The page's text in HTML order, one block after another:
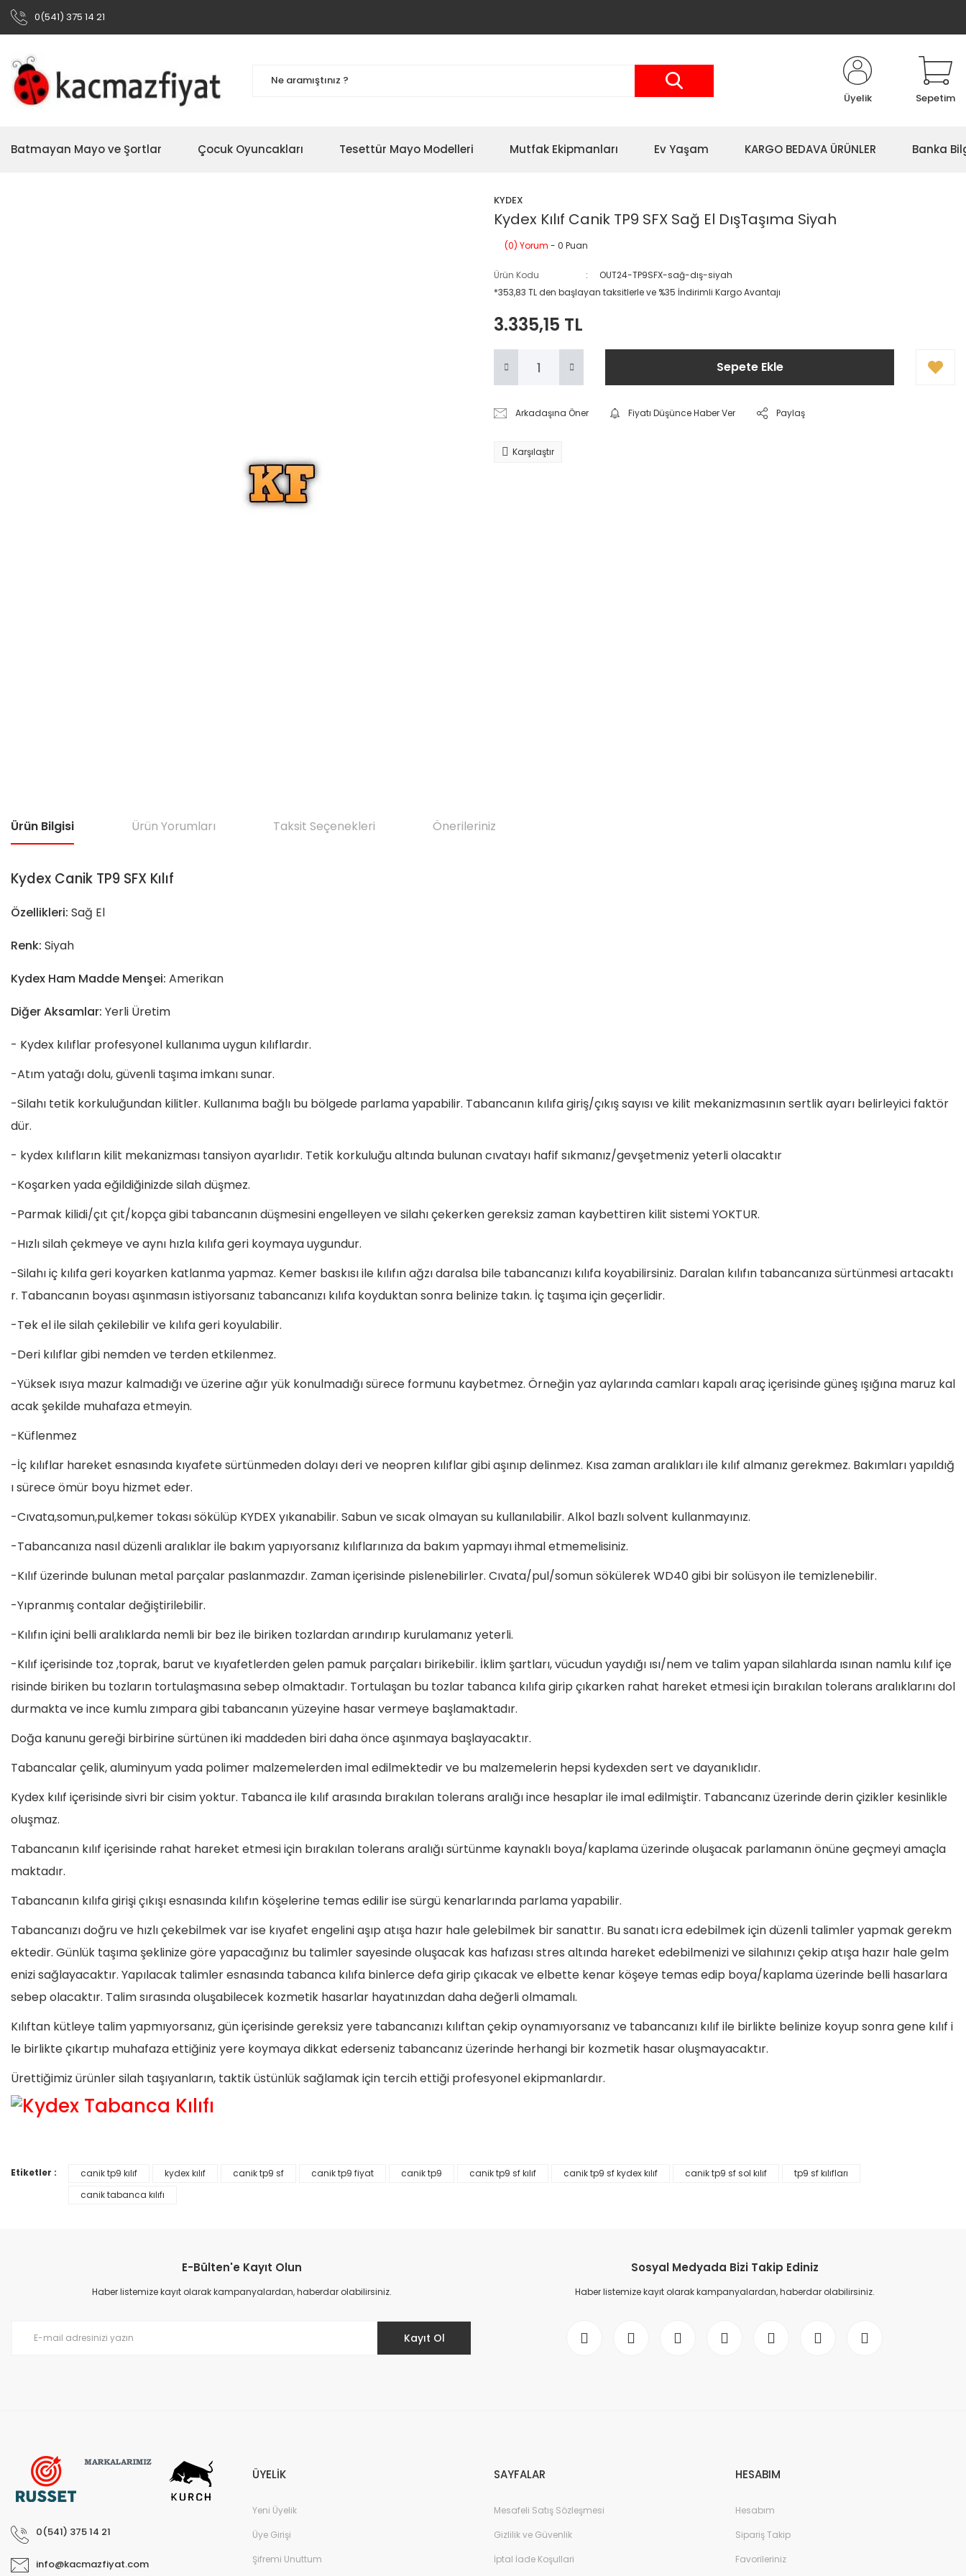
0(541) 375 14 21
Üyelik Sepetim
Batmayan Mayo ve Şortlar Çocuk Oyuncakları Tesettür Mayo Modelleri Mutfak Ekipmanları Ev Yaşam KARGO BEDAVA ÜRÜNLER Banka
KYDEX
Kydex Kılıf Canik TP9 SFX Sağ El DışTaşıma Siyah
(0) Yorum - 0 Puan
Ürün Kodu
OUT24-TP9SFX-sağ-dış-siyah
*353,83 TL den başlayan taksitlerle ve %35 İndirimli Kargo Avantajı
3.335,15 TL
Sepete Ekle
Arkadaşına Öner Fiyatı Düşünce Haber Ver Paylaş
Karşılaştır
Ürün Bilgisi Ürün Yorumları Taksit Seçenekleri Önerileriniz
Kydex Canik TP9 SFX Kılıf
Özellikleri: Sağ El
Renk: Siyah
Kydex Ham Madde Menşei: Amerikan
Diğer Aksamlar: Yerli Üretim
- Kydex kılıflar profesyonel kullanıma uygun kılıflardır.
-Atım yatağı dolu, güvenli taşıma imkanı sunar.
-Silahı tetik korkuluğundan kilitler. Kullanıma bağlı bu bölgede parlama yapabilir. Tabancanın kılıfa giriş/çıkış sayısı ve kilit mekanizmasının sertlik ayarı belirleyici faktör
dür.
- kydex kılıfların kilit mekanizması tansiyon ayarlıdır. Tetik korkuluğu altında bulunan cıvatayı hafif sıkmanız/gevşetmeniz yeterli olacaktır
-Koşarken yada eğildiğinizde silah düşmez.
-Parmak kilidi/çıt çıt/kopça gibi tabancanın düşmesini engelleyen ve silahı çekerken gereksiz zaman kaybettiren kilit sistemi YOKTUR.
-Hızlı silah çekmeye ve aynı hızla kılıfa geri koymaya uygundur.
-Silahı iç kılıfa geri koyarken katlanma yapmaz. Kemer baskısı ile kılıfın ağzı daralsa bile tabancanızı kılıfa koyabilirsiniz. Daralan kılıfın tabancanıza sürtünmesi artacaktı
r. Tabancanın boyası aşınmasın istiyorsanız tabancanızı kılıfa koyduktan sonra belinize takın. İç taşıma için geçerlidir.
-Tek el ile silah çekilebilir ve kılıfa geri koyulabilir.
-Deri kılıflar gibi nemden ve terden etkilenmez.
-Yüksek ısıya mazur kalmadığı ve üzerine ağır yük konulmadığı sürece formunu kaybetmez. Örneğin yaz aylarında camları kapalı araç içerisinde güneş ışığına maruz kal
acak şekilde muhafaza etmeyin.
-Küflenmez
-İç kılıflar hareket esnasında kıyafete sürtünmeden dolayı deri ve neopren kılıflar gibi aşınıp delinmez. Kısa zaman aralıkları ile kılıf almanız gerekmez. Bakımları yapıldığ
ı sürece ömür boyu hizmet eder.
-Cıvata,somun,pul,kemer tokası sökülüp KYDEX yıkanabilir. Sabun ve sıcak olmayan su kullanılabilir. Alkol bazlı solvent kullanmayınız.
-Tabancanıza nasıl düzenli aralıklar ile bakım yapıyorsanız kılıflarınıza da bakım yapmayı ihmal etmemelisiniz.
-Kılıf üzerinde bulunan metal parçalar paslanmazdır. Zaman içerisinde pislenebilirler. Cıvata/pul/somun sökülerek WD40 gibi bir solüsyon ile temizlenebilir.
-Yıpranmış contalar değiştirilebilir.
-Kılıfın içini belli aralıklarda nemli bir bez ile biriken tozlardan arındırıp kurulamanız yeterli.
-Kılıf içerisinde toz ,toprak, barut ve kıyafetlerden gelen pamuk parçaları birikebilir. İklim şartları, vücudun yaydığı ısı/nem ve talim yapan silahlarda ısınan namlu kılıf içe
risinde biriken bu tozların tortulaşmasına sebep olmaktadır. Tortulaşan bu tozlar tabanca kılıfa girip çıkarken rahat hareket etmesi için bırakılan tolerans aralıklarını dol
durmakta ve ince kumlu zımpara gibi tabancanın yüzeyine hasar vermeye başlamaktadır.
Doğa kanunu gereği birbirine sürtünen iki maddeden biri daha önce aşınmaya başlayacaktır.
Tabancalar çelik, aluminyum yada polimer malzemelerden imal edilmektedir ve bu malzemelerin hepsi kydexden sert ve dayanıklıdır.
Kydex kılıf içerisinde sivri bir cisim yoktur. Tabanca ile kılıf arasında bırakılan tolerans aralığı ince hesaplar ile imal edilmiştir. Tabancanız üzerinde derin çizikler kesinlikle
oluşmaz.
Tabancanın kılıf içerisinde rahat hareket etmesi için bırakılan tolerans aralığı sürtünme kaynaklı boya/kaplama üzerinde oluşacak parlamanın önüne geçmeyi amaçla
maktadır.
Tabancanın kılıfa girişi çıkışı esnasında kılıfın köşelerine temas edilir ise sürgü kenarlarında parlama yapabilir.
Tabancanızı doğru ve hızlı çekebilmek var ise kıyafet engelini aşıp atışa hazır hale gelebilmek bir sanattır. Bu sanatı icra edebilmek için düzenli talimler yapmak gerekm
ektedir. Günlük taşıma şeklinize göre yapacağınız bu talimler sayesinde oluşacak kas hafızası stres altında hareket edebilmenizi ve silahınızı çekip atışa hazır hale gelm
enizi sağlayacaktır. Yapılacak talimler esnasında tabanca kılıfa binlerce defa girip çıkacak ve elbette kenar köşeye temas edip boya/kaplama üzerinde belli hasarlara
sebep olacaktır. Talim sırasında oluşabilecek kozmetik hasarlar hayatınızdan daha değerli olmamalı.
Kılıftan kütleye talim yapmıyorsanız, gün içerisinde gereksiz yere tabancanızı kılıftan çekip oynamıyorsanız ve tabancanızı kılıf ile birlikte belinize koyup sonra gene kılıf i
le birlikte çıkartıp muhafaza ettiğiniz yere koymaya dikkat ederseniz tabancanız üzerinde herhangi bir kozmetik hasar oluşmayacaktır.
Ürettiğimiz ürünler silah taşıyanların, taktik üstünlük sağlamak için tercih ettiği profesyonel ekipmanlardır.
Bu ürünün fiyat bilgisi, resim, ürün açıklamalarında ve diğer konularda yetersiz gördüğünüz noktaları öneri formunu kullanarak tarafımıza iletebilirsiniz.
Görüş ve önerileriniz için teşekkür ederiz.
Ürün bilgilerinde hatalar bulunuyor.
Ürün fiyatı diğer sitelerden daha pahalı.
Etiketler : canik tp9 kılıf kydex kılıf canik tp9 sf canik tp9 fiyat canik tp9 canik tp9 sf kılıf canik tp9 sf kydex kılıf canik tp9 sf sol kılıf
tp9 sf kılıfları
canik tabanca kılıfı
E-Bülten'e Kayıt Olun
Haber listemize kayıt olarak kampanyalardan, haberdar olabilirsiniz.
Kayıt Ol
Sosyal Medyada Bizi Takip Ediniz
Haber listemize kayıt olarak kampanyalardan, haberdar olabilirsiniz.
0(541) 375 14 21
info@kacmazfiyat.com
ÜYELİK
Yeni Üyelik
Üye Girişi
Şifremi Unuttum
SAYFALAR
Mesafeli Satış Sözleşmesi
Gizlilik ve Güvenlik
İptal İade Koşullari
HESABIM
Hesabım
Sipariş Takip
Favorileriniz